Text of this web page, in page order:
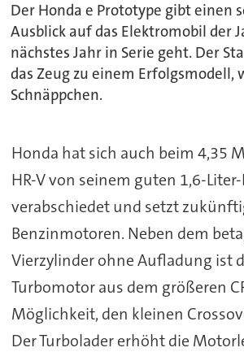
Der Honda e Prototype gibt einen
Ausblick auf das Elektromobil der
nächstes Jahr in Serie geht. Der
das Zeug zu einem Erfolgsmodell,
Schnäppchen.
Honda hat sich auch beim 4,35
HR-V von seinem guten 1,6-
verabschiedet und setzt
Benzinmotoren. Neben dem
Vierzylinder ohne Aufladung ist
Turbomotor aus dem größeren
Möglichkeit, den kleinen
Der Turbolader erhöht die